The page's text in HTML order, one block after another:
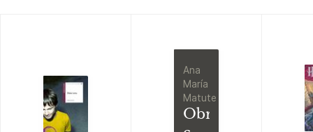
Ana
María
Matute
Obra